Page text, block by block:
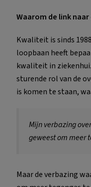
Waarom de link
Kwaliteit is sinds
loopbaan heeft
kwaliteit in
sturende rol van de
is komen te staan,
Mijn verbazing
geweest om meer
Maar de verbazing